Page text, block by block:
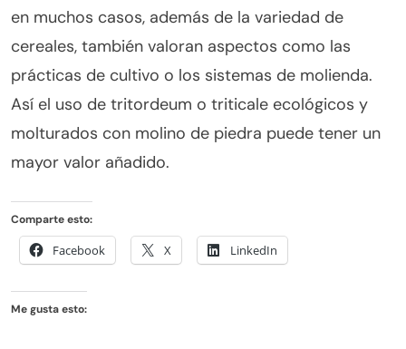
en muchos casos, además de la variedad de
cereales, también valoran aspectos como las
prácticas de cultivo o los sistemas de molienda.
Así el uso de tritordeum o triticale ecológicos y
molturados con molino de piedra puede tener un
mayor valor añadido.
Comparte esto:
Facebook X LinkedIn
Me gusta esto: